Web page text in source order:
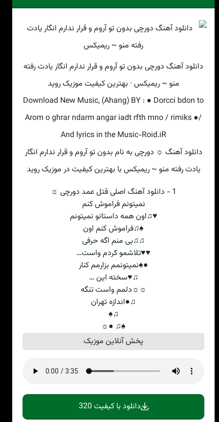
دانلود آهنگ دورچی بدون تو آروم و قرار ندارم انگار یادت رفته
منو ~ ریمیکس · بهترین کیفیت موزیک روید
Download New Music, (Ahang) BY : ● Dorcci bdon to
Arom o ghrar ndarm angar iadt rfth mno / rimiks ●/
And lyrics in the Music-Roid.iR
دانلود آهنگ ☼ دورچی به نام بدون تو آروم و قرار ندارم انگار
یادت رفته منو ~ ریمیکس با بهترین کیفیت در موزیک روید
1 - دانلود آهنگ اصلی قتل عمد دورچی ☼
نمیتونم فراموش کنم
♥♫اون همه داستانو نمیتونم
♠♫فراموش کنم اون
♫♫بی منم اگه حرفی
♥♥تلاشمو کردم واست…
●♠نمیتونمم بزارمم کنار
♫♥سخته این …
☼☼دلمم واست تنگه
♫●اندازه تهران
♫♠
♠♫ ●☼
پخش آنلاین موزیک
دانلود با کیفیت 320